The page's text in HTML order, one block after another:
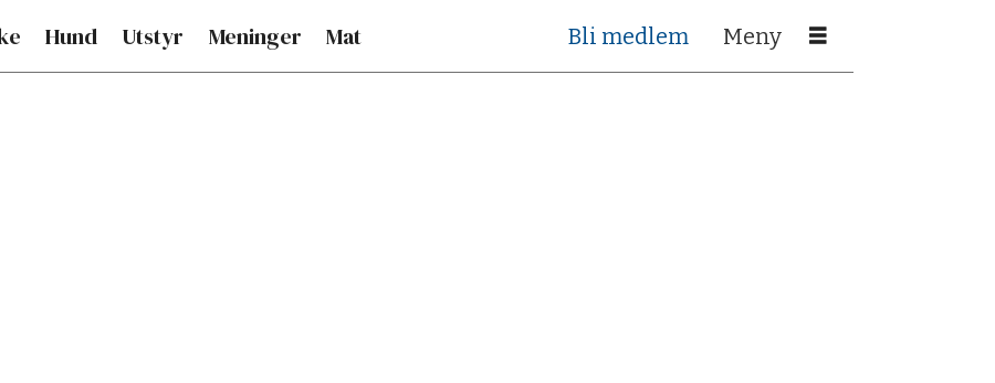
Hund Utstyr Meninger Mat Bli medlem